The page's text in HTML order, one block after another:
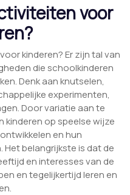
voor
kinderen? Er zijn tal van
die schoolkinderen
Denk aan knutselen,
experimenten,
Door variatie aan te
kinderen op speelse wijze
en hun
belangrijkste is dat de
en interesses van de
en tegelijkertijd leren en